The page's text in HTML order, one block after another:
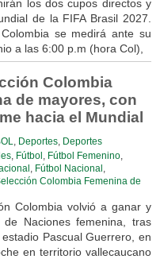
los dos cupos directos y
de la FIFA Brasil 2027.
se medirá ante su
a las 6:00 p.m (hora Col),
Colombia
de mayores, con
hacia el Mundial
Deportes,
Deportes
, Fútbol Fútbol Femenino,
Fútbol Nacional
Colombia Femenina de
Colombia volvió a ganar y
Naciones femenina, tras
Pascual Guerrero, en
en territorio vallecaucano